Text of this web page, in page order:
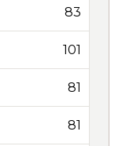
83
101
81
81